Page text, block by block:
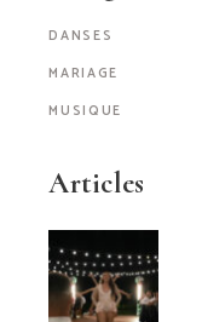
DANSES
MARIAGE
MUSIQUE
Articles